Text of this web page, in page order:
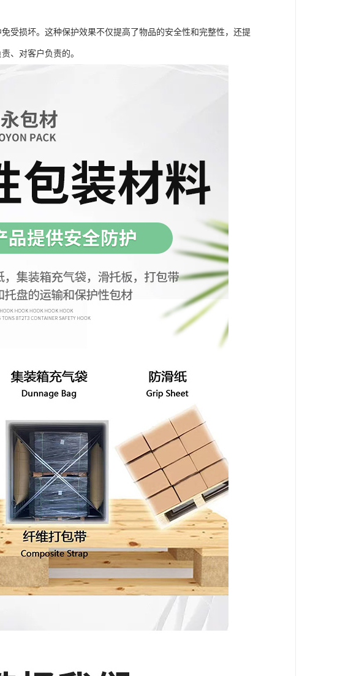
受损坏。这种保护效果不仅提高了物品的安全性和完整性，还提
、对客户负责的。